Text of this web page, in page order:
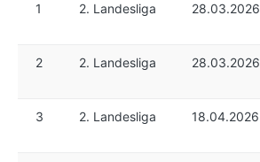
1 2. Landesliga 28.03.2026
2 2. Landesliga 28.03.2026
3 2. Landesliga 18.04.2026